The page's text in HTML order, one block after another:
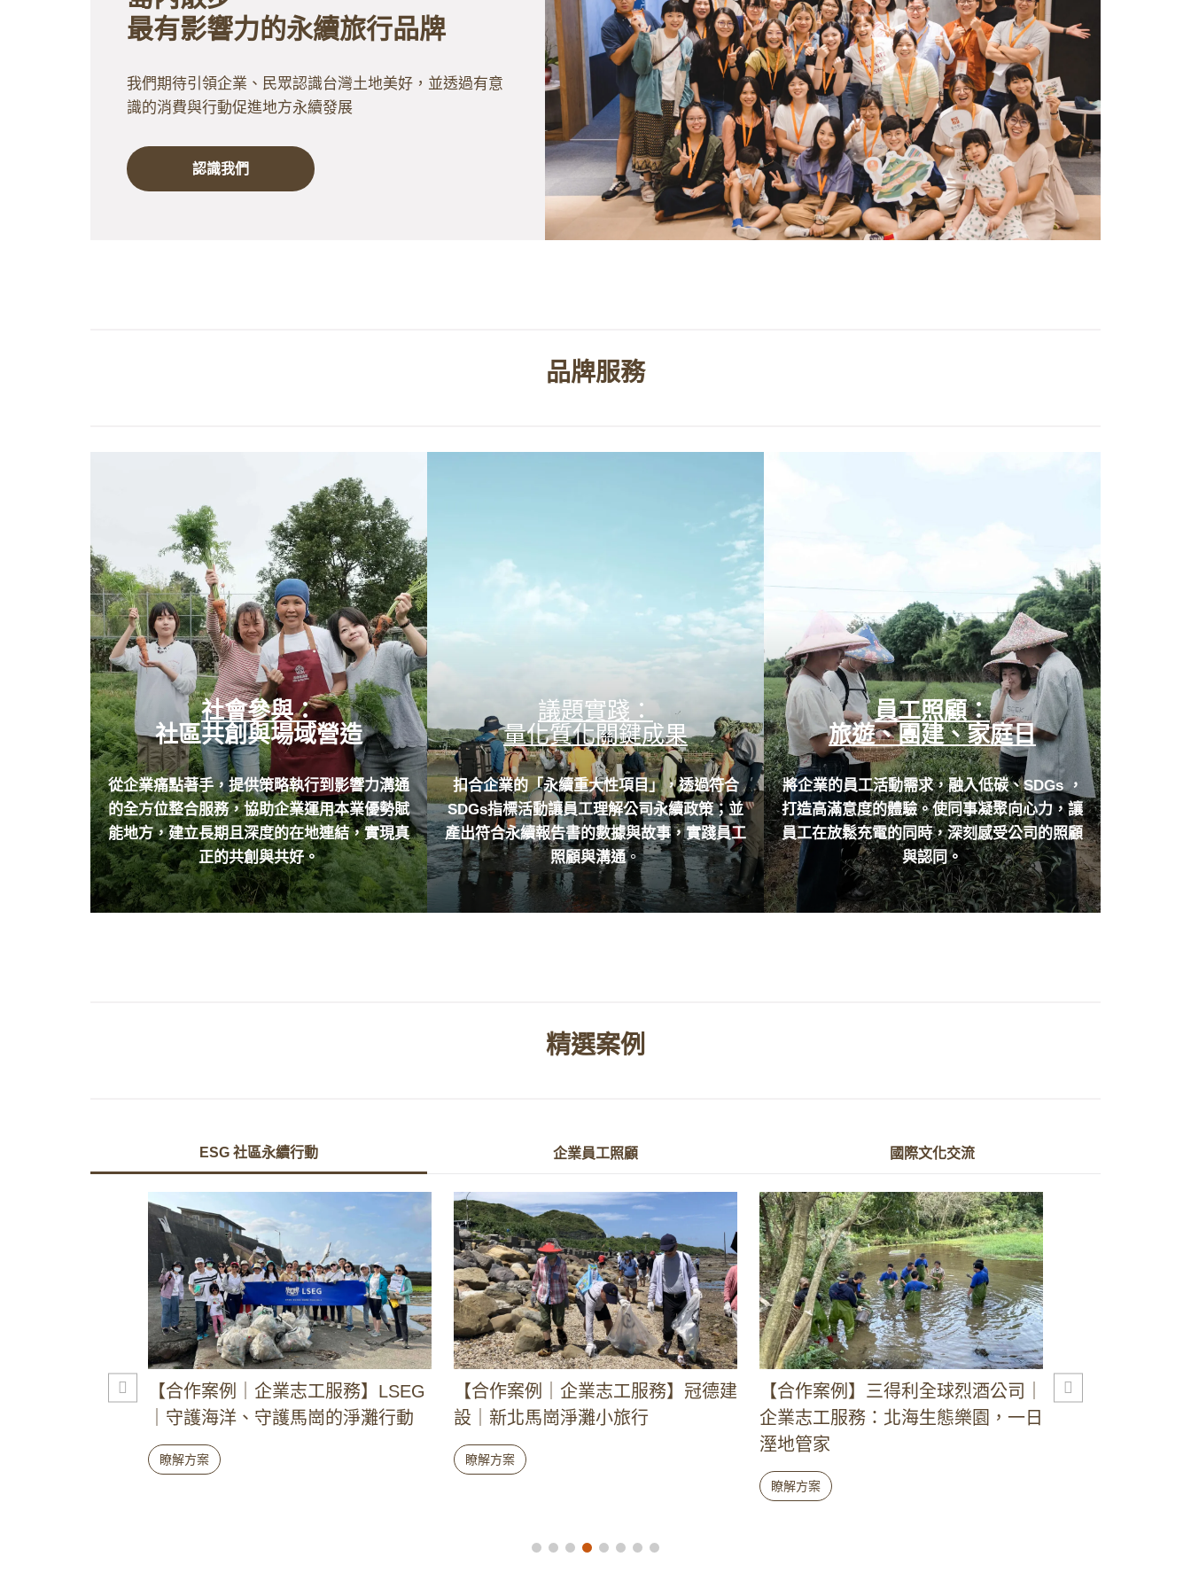
最有影響力的永續旅行品牌
我們期待引領企業、民眾認識台灣土地美好，並透過有意
識的消費與行動促進地方永續發展
認識我們
品牌服務
社會參與：
社區共創與場域營造
從企業痛點著手，提供策略執行到影響力溝通
的全方位整合服務，協助企業運用本業優勢賦
能地方，建立長期且深度的在地連結，實現真
正的共創與共好。
議題實踐：
量化質化關鍵成果
扣合企業的「永續重大性項目」，透過符合
SDGs指標活動讓員工理解公司永續政策；並
產出符合永續報告書的數據與故事，實踐員工
照顧與溝通。
員工照顧：
旅遊、團建、家庭日
將企業的員工活動需求，融入低碳、SDGs ，
打造高滿意度的體驗。使同事凝聚向心力，讓
員工在放鬆充電的同時，深刻感受公司的照顧
與認同。
精選案例
ESG 社區永續行動 企業員工照顧 國際文化交流
服務】LSEG
【合作案例｜企業志工服務】冠德建
設｜新北馬崗淨灘小旅行
瞭解方案
【合作案例】三得利全球烈酒公司｜
企業志工服務：北海生態樂園，一日
溼地管家
【合作案例】建皇光電｜企業志工服
務 貢寮友善海洋之旅：水循環養殖
Ｘ海廢…
瞭解方案
【合作案例】